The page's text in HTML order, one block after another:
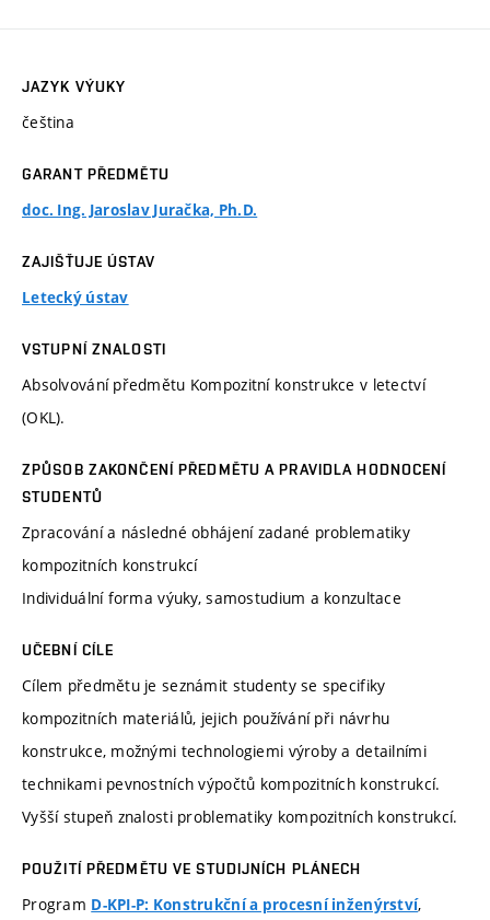
JAZYK VÝUKY
čeština
GARANT PŘEDMĚTU
doc. Ing. Jaroslav Juračka, Ph.D.
ZAJIŠŤUJE ÚSTAV
Letecký ústav
VSTUPNÍ ZNALOSTI
Absolvování předmětu Kompozitní konstrukce v letectví
(OKL).
ZPŮSOB ZAKONČENÍ PŘEDMĚTU A PRAVIDLA HODNOCENÍ
STUDENTŮ
Zpracování a následné obhájení zadané problematiky
kompozitních konstrukcí
Individuální forma výuky, samostudium a konzultace
UČEBNÍ CÍLE
Cílem předmětu je seznámit studenty se specifiky
kompozitních materiálů, jejich používání při návrhu
konstrukce, možnými technologiemi výroby a detailními
technikami pevnostních výpočtů kompozitních konstrukcí.
Vyšší stupeň znalosti problematiky kompozitních konstrukcí.
POUŽITÍ PŘEDMĚTU VE STUDIJNÍCH PLÁNECH
Program D-KPI-P: Konstrukční a procesní inženýrství,